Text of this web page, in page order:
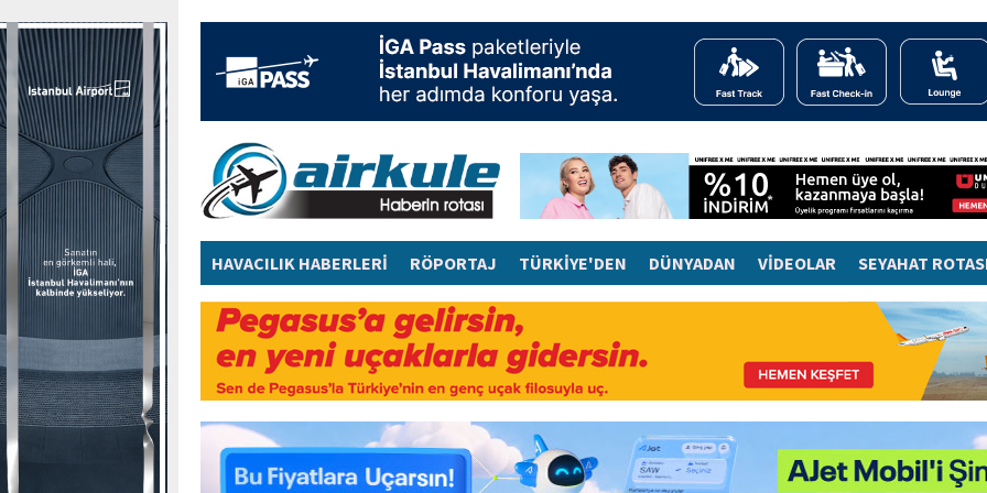
HAVACILIK HABERLERİ RÖPORTAJ TÜRKİYE'DEN DÜNYADAN VİDEOLAR SEYAHAT